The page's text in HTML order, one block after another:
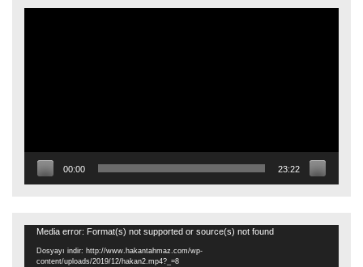
00:00 23:22
Video
oynatıcı
Media error: Format(s) not supported or source(s) not found
Dosyayı indir: http://www.hakantahmaz.com/wp-
content/uploads/2019/12/hakan2.mp4?_=8